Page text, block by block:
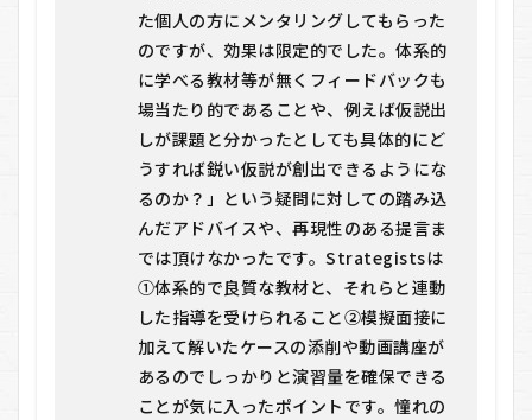
た個人の方にメンタリングしてもらった
のですが、効果は限定的でした。体系的
に学べる教材等が無くフィードバックも
場当たり的であることや、例えば仮説出
しが課題と分かったとしても具体的にど
うすれば鋭い仮説が創出できるようにな
るのか？」という疑問に対しての踏み込
んだアドバイスや、再現性のある提言ま
では頂けなかったです。Strategistsは
①体系的で良質な教材と、それらと連動
した指導を受けられること②模擬面接に
加えて解いたケースの添削や動画講座が
あるのでしっかりと演習量を確保できる
ことが気に入ったポイントです。憧れの